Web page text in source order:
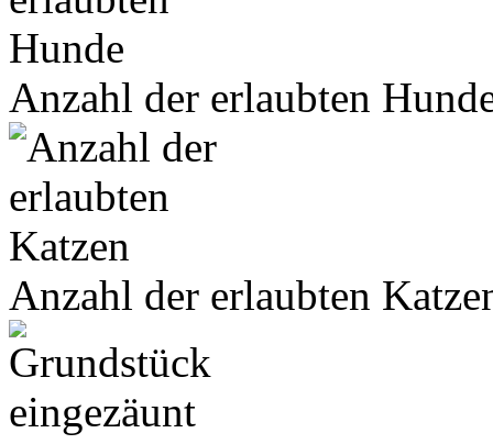
Anzahl der erlaubten
Anzahl der erlaubten